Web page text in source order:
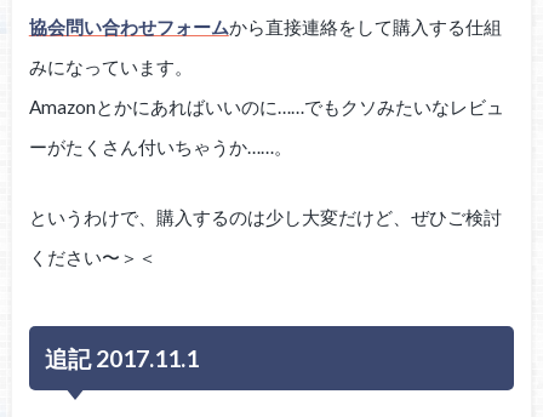
協会問い合わせフォームから直接連絡をして購入する仕組
みになっています。
Amazonとかにあればいいのに……でもクソみたいなレビュ
ーがたくさん付いちゃうか……。
というわけで、購入するのは少し大変だけど、ぜひご検討
ください〜＞＜
追記 2017.11.1